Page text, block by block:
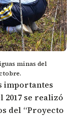
minas del
importantes
2017 se realizó
del “Proyecto